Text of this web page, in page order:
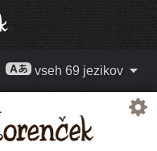
vseh 69 jezikov